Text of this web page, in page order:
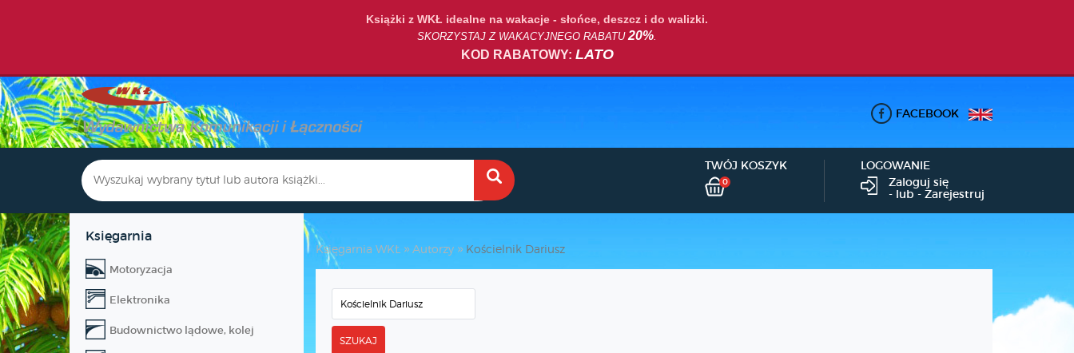
Książki z WKŁ idealne na wakacje - słońce, deszcz i do walizki.
SKORZYSTAJ Z WAKACYJNEGO RABATU20%.
KOD RABATOWY: LATO
FACEBOOK
TWÓJ KOSZYK
0
LOGOWANIE
Zaloguj się
- lub - Zarejestruj
Księgarnia
Motoryzacja
Elektronika
Budownictwo lądowe, kolej
Księgarnia WKŁ Autorzy Kościelnik Dariusz
SZUKAJ